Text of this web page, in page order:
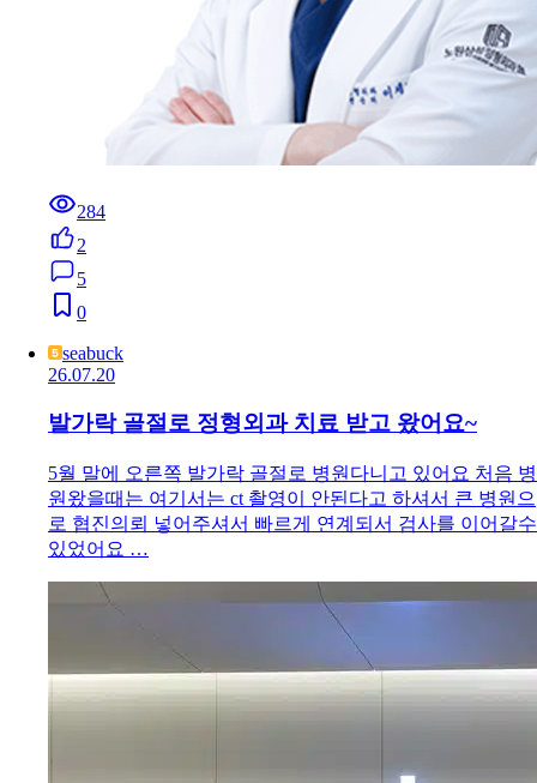
284
2
5
0
seabuck
26.07.20
발가락 골절로 정형외과 치료 받고 왔어요~
5월 말에 오른쪽 발가락 골절로 병원다니고 있어요 처음 병
원왔을때는 여기서는 ct 촬영이 안된다고 하셔서 큰 병원으
로 협진의뢰 넣어주셔서 빠르게 연계되서 검사를 이어갈수
있었어요 …